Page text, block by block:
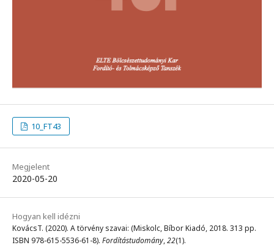
10_FT43
Megjelent
2020-05-20
Hogyan kell idézni
KovácsT. (2020). A törvény szavai: (Miskolc, Bíbor Kiadó, 2018. 313 pp.
ISBN 978-615-5536-61-8). Fordítástudomány,22(1).